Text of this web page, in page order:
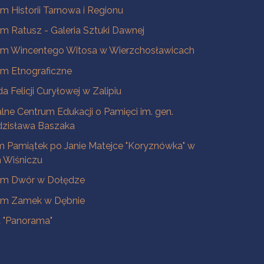
Historii Tarnowa i Regionu
Ratusz - Galeria Sztuki Dawnej
Wincentego Witosa w Wierzchosławicach
Etnograficzne
Felicji Curyłowej w Zalipiu
Centrum Edukacji o Pamięci im. gen.
Baszaka
Pamiątek po Janie Matejce "Koryznówka" w
Wiśniczu
Dwór w Dołędze
Zamek w Dębnie
"Panorama"